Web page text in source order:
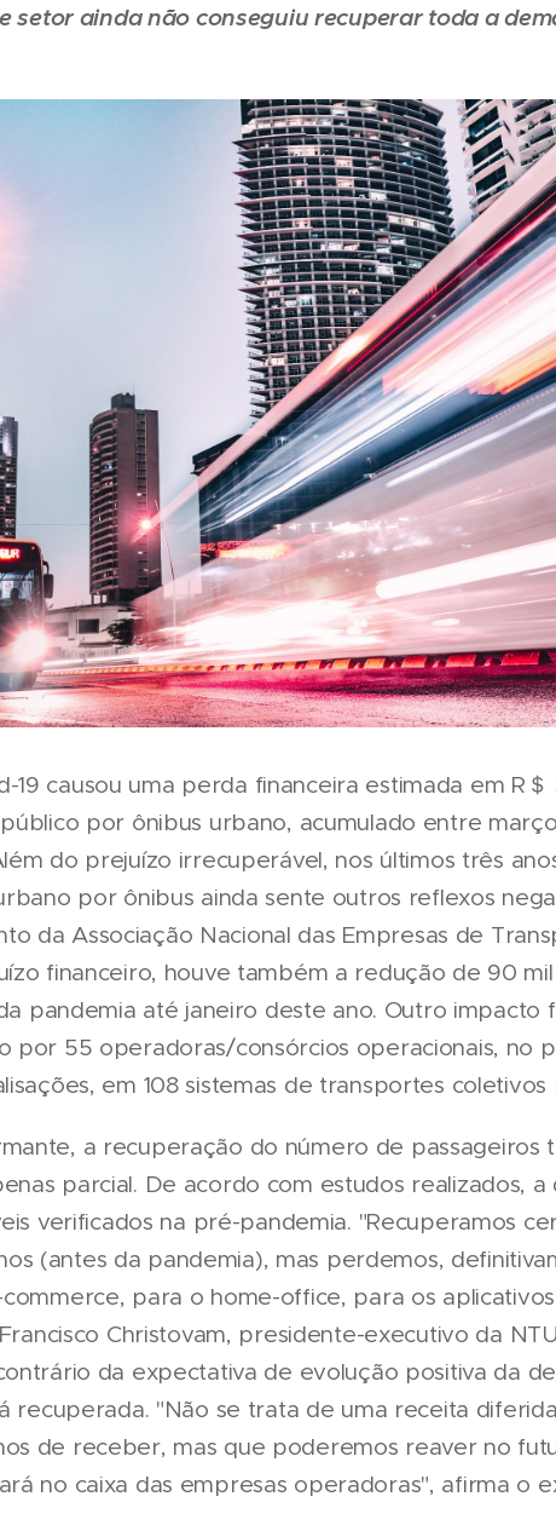
setor ainda não conseguiu recuperar toda a
19 causou uma perda financeira estimada em R
por ônibus urbano, acumulado entre
do prejuízo irrecuperável, nos últimos três
por ônibus ainda sente outros reflexos
da Associação Nacional das Empresas de
financeiro, houve também a redução de 90
pandemia até janeiro deste ano. Outro impacto
por 55 operadoras/consórcios operacionais, no
em 108 sistemas de transportes coletivos
a recuperação do número de passageiros
parcial. De acordo com estudos realizados, a
verificados na pré-pandemia. "Recuperamos
(antes da pandemia), mas perdemos,
para o home-office, para os
Christovam, presidente-executivo da
da expectativa de evolução positiva da
recuperada. "Não se trata de uma receita
de receber, mas que poderemos reaver no
no caixa das empresas operadoras", afirma o